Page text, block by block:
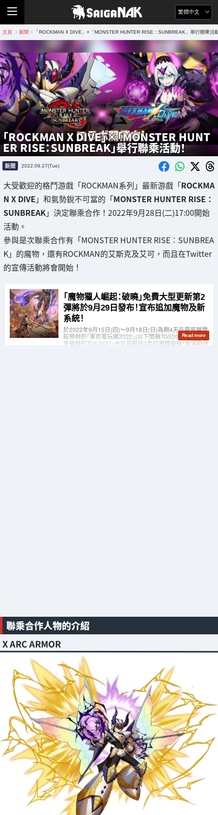
繁體中文
主頁 > 新聞 > 「ROCKMAN X DIVE」×「MONSTER HUNTER RISE：SUNBREAK」舉行聯乘活
「ROCKMAN X DIVE」×「MONSTER HUNT
ER RISE：SUNBREAK」舉行聯乘活動！
新聞 2022.09.27(Tue)
大受歡迎的格鬥游戲「ROCKMAN系列」最新游戲「ROCKMA
N X DIVE 」和氣勢銳不可當的「MONSTER HUNTER RISE：
SUNBREAK」決定聯乘合作！2022年9月28日(二)17:00開始
活動。
參與是次聯乘合作有「MONSTER HUNTER RISE：SUNBREA
K」的魔物，還有ROCKMAN的艾斯克及艾可，而且在Twitter
的宣傳活動將會開始！
聯乘合作人物的介紹
X ARC ARMOR